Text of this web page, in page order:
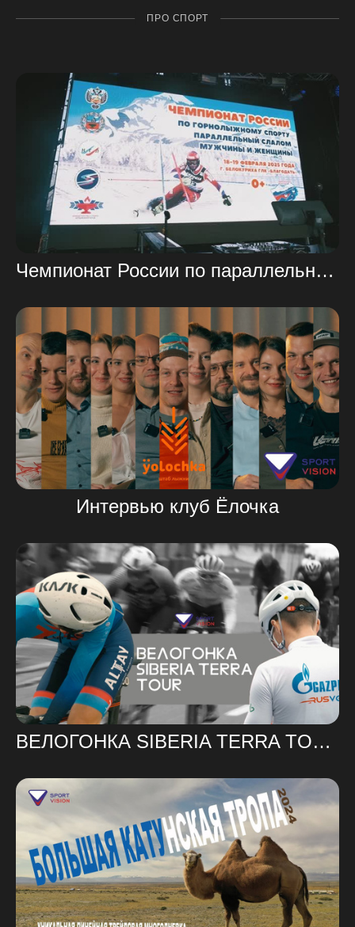
ПРО СПОРТ
Чемпионат России по параллельному слалому
Интервью клуб Ёлочка
ВЕЛОГОНКА SIBERIA TERRA TOUR 2024